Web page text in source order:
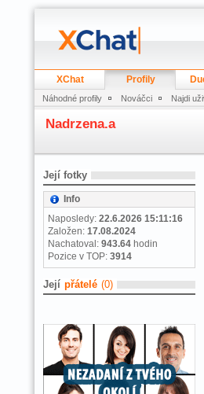
XChat Profily
Náhodné profily Nováčci Najdi
Nadrzena.a
Její fotky
Info
Naposledy: 22.6.2026 15:11:16
Založen: 17.08.2024
Nachatoval: 943.64 hodin
Pozice v TOP: 3914
Její přátelé (0)